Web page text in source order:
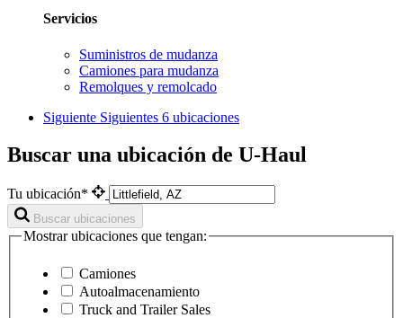
Servicios
Suministros de mudanza
Camiones para mudanza
Remolques y remolcado
Siguiente Siguientes 6 ubicaciones
Buscar una ubicación de U-Haul
Tu ubicación*
Buscar ubicaciones
Mostrar ubicaciones que tengan:
Camiones
Autoalmacenamiento
Truck and Trailer Sales